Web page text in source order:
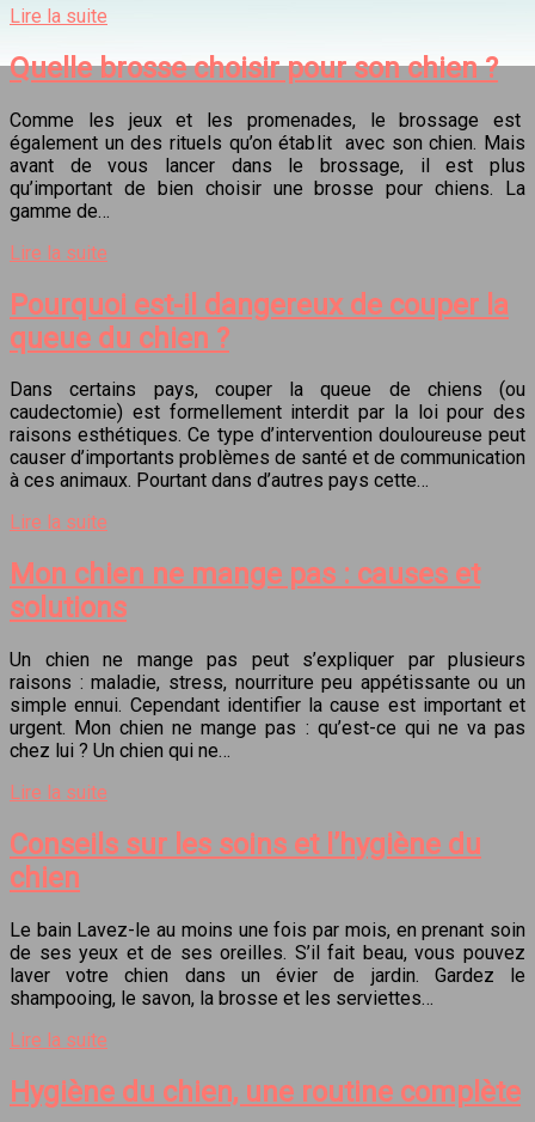
Lire la suite
Quelle brosse choisir pour son chien ?
Comme les jeux et les promenades, le brossage est
également un des rituels qu’on établit avec son chien. Mais
avant de vous lancer dans le brossage, il est plus
qu’important de bien choisir une brosse pour chiens. La
gamme de…
Lire la suite
Pourquoi est-il dangereux de couper la
queue du chien ?
Dans certains pays, couper la queue de chiens (ou
caudectomie) est formellement interdit par la loi pour des
raisons esthétiques. Ce type d’intervention douloureuse peut
causer d’importants problèmes de santé et de communication
à ces animaux. Pourtant dans d’autres pays cette…
Lire la suite
Mon chien ne mange pas : causes et
solutions
Un chien ne mange pas peut s’expliquer par plusieurs
raisons : maladie, stress, nourriture peu appétissante ou un
simple ennui. Cependant identifier la cause est important et
urgent. Mon chien ne mange pas : qu’est-ce qui ne va pas
chez lui ? Un chien qui ne…
Lire la suite
Conseils sur les soins et l’hygiène du
chien
Le bain Lavez-le au moins une fois par mois, en prenant soin
de ses yeux et de ses oreilles. S’il fait beau, vous pouvez
laver votre chien dans un évier de jardin. Gardez le
shampooing, le savon, la brosse et les serviettes…
Lire la suite
Hygiène du chien, une routine complète